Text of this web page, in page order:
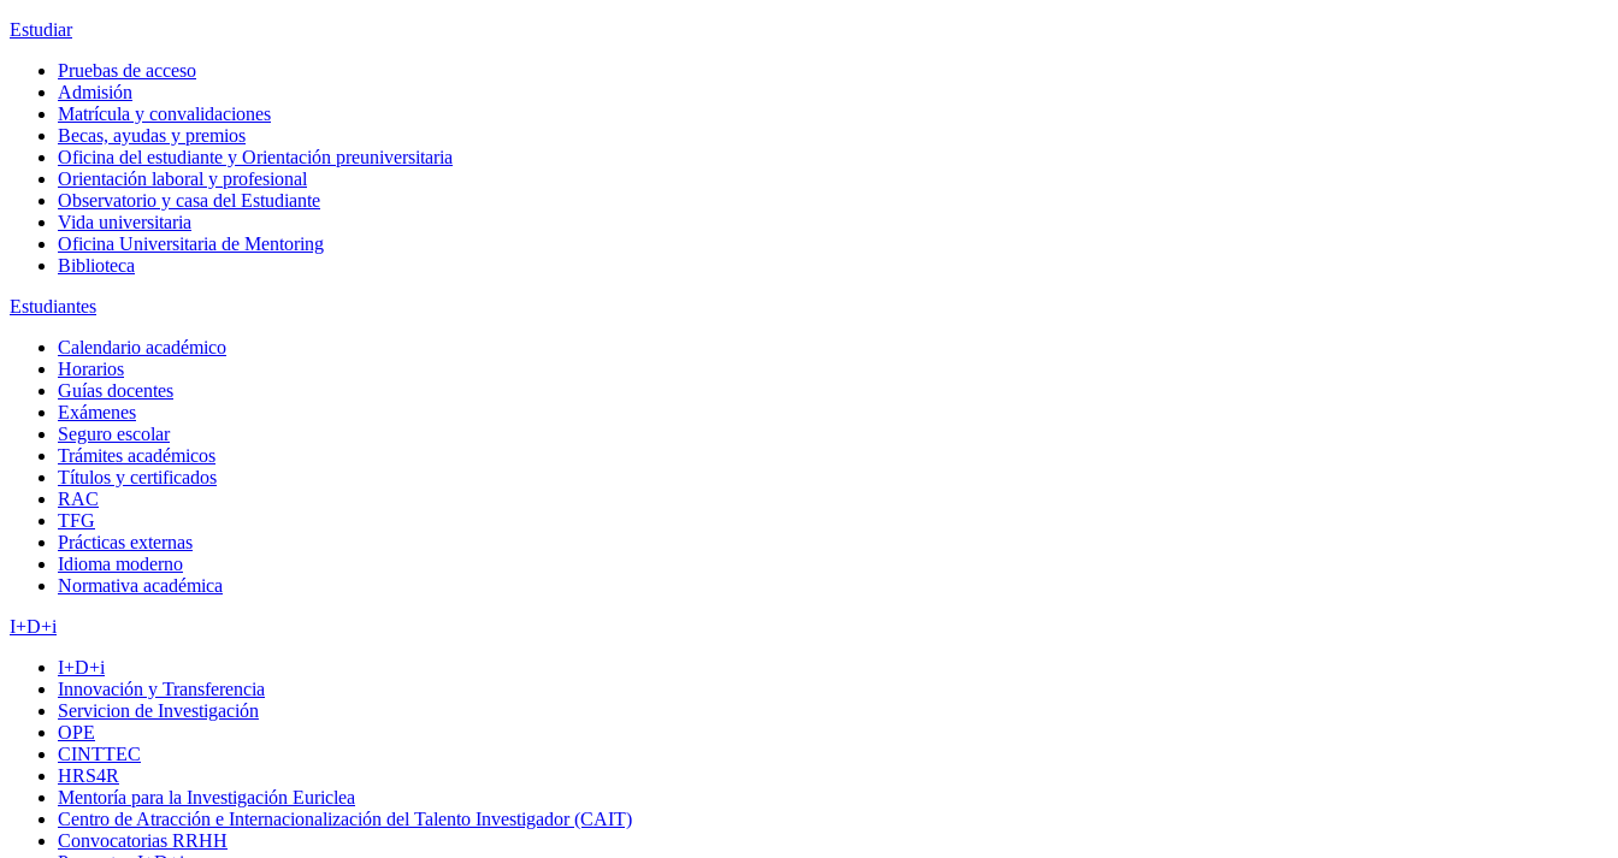
Estudiar
Pruebas de acceso
Admisión
Matrícula y convalidaciones
Becas, ayudas y premios
Oficina del estudiante y Orientación preuniversitaria
Orientación laboral y profesional
Observatorio y casa del Estudiante
Vida universitaria
Oficina Universitaria de Mentoring
Biblioteca
Estudiantes
Calendario académico
Horarios
Guías docentes
Exámenes
Seguro escolar
Trámites académicos
Títulos y certificados
RAC
TFG
Prácticas externas
Idioma moderno
Normativa académica
I+D+i
I+D+i
Innovación y Transferencia
Servicion de Investigación
OPE
CINTTEC
HRS4R
Mentoría para la Investigación Euriclea
Centro de Atracción e Internacionalización del Talento Investigador (CAIT)
Convocatorias RRHH